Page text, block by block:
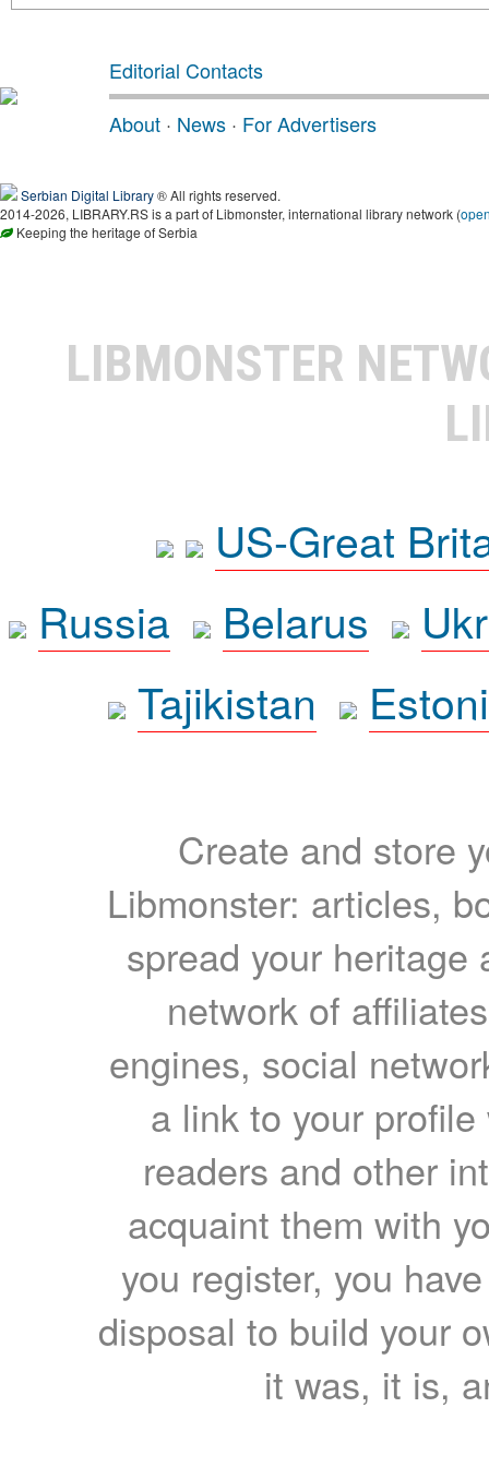
Editorial Contacts
About · News · For Advertisers
Serbian Digital Library® All rights reserved.
2014-2026, LIBRARY.RS is a part of Libmonster, international library network (
Keeping the heritage of Serbia
LIBMONSTER
US-Great
Russia
Belarus
Tajikistan
Create and store
Libmonster: articles,
spread your heritage
network of
engines, social
a link to your
readers and other
acquaint them with
you register, you
disposal to build your
it was, it is,